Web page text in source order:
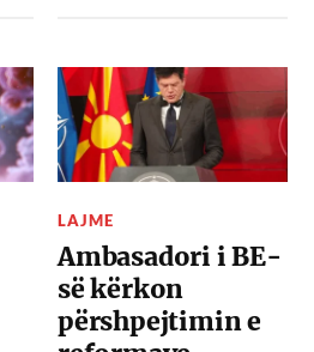
LAJME
Ambasadori i BE-
së kërkon
përshpejtimin e